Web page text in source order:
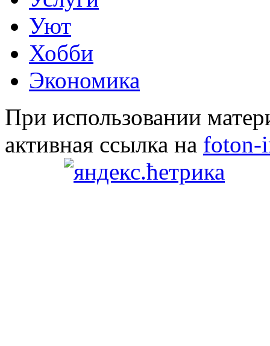
Уют
Хобби
Экономика
При использовании
активная ссылка на foton-